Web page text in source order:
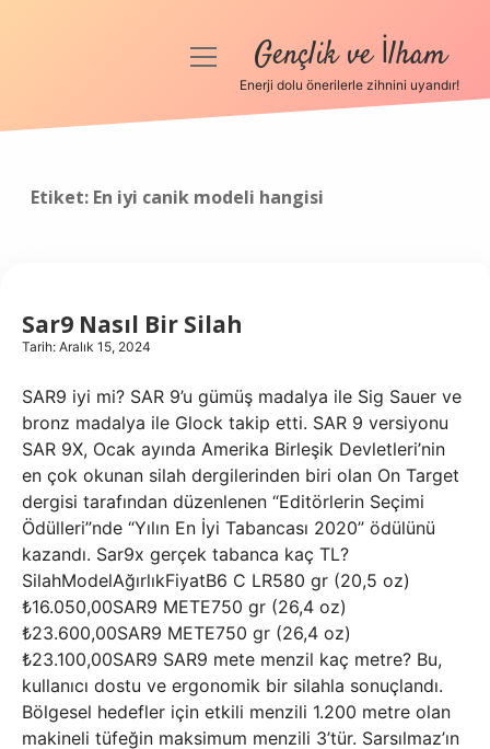
Anasayfa
menüyüGençlik ve İlham
Enerji dolu önerilerle zihnini uyandır!
Etiket: En iyi canik modeli hangisi
Sar9 Nasıl Bir Silah
Tarih: Aralık 15, 2024
SAR9 iyi mi? SAR 9’u gümüş madalya ile Sig Sauer ve
bronz madalya ile Glock takip etti. SAR 9 versiyonu
SAR 9X, Ocak ayında Amerika Birleşik Devletleri’nin
en çok okunan silah dergilerinden biri olan On Target
dergisi tarafından düzenlenen “Editörlerin Seçimi
Ödülleri”nde “Yılın En İyi Tabancası 2020” ödülünü
kazandı. Sar9x gerçek tabanca kaç TL?
SilahModelAğırlıkFiyatB6 C LR580 gr (20,5 oz)
₺16.050,00SAR9 METE750 gr (26,4 oz)
₺23.600,00SAR9 METE750 gr (26,4 oz)
₺23.100,00SAR9 SAR9 mete menzil kaç metre? Bu,
kullanıcı dostu ve ergonomik bir silahla sonuçlandı.
Bölgesel hedefler için etkili menzili 1.200 metre olan
makineli tüfeğin maksimum menzili 3’tür. Sarsılmaz’ın